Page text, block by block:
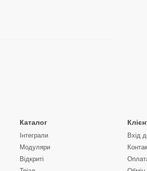
Каталог
Інтеграли
Модуляри
Відкриті
Вхід